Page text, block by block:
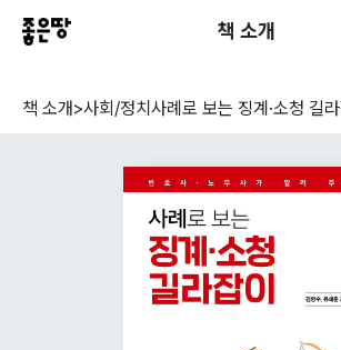
책 소개
책 소개>사회/정치 사례로 보는 징계·소청 길라